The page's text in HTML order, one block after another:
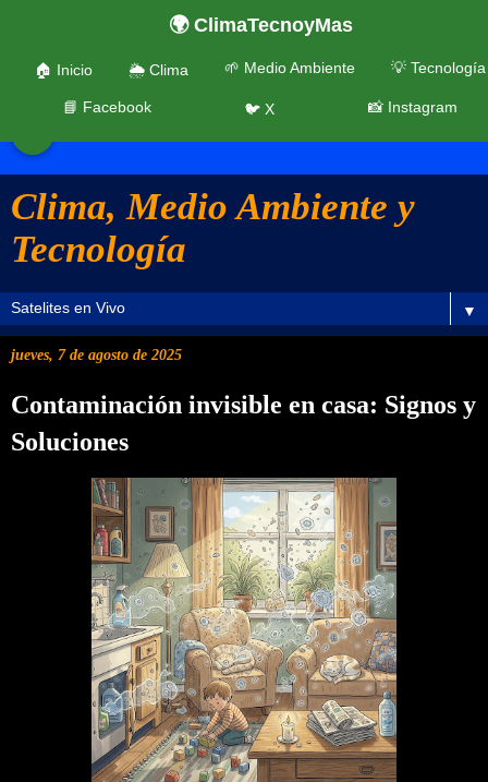
Clima, Medio Ambiente y
Tecnología
🌍 ClimaTecnoyMas
🏠 Inicio 🌦️ Clima 🌱 Medio Ambiente 💡 Tecnología
📘 Facebook 🐦 X 📸 Instagram
▼
jueves, 7 de agosto de 2025
Contaminación invisible en casa: Signos y
Soluciones